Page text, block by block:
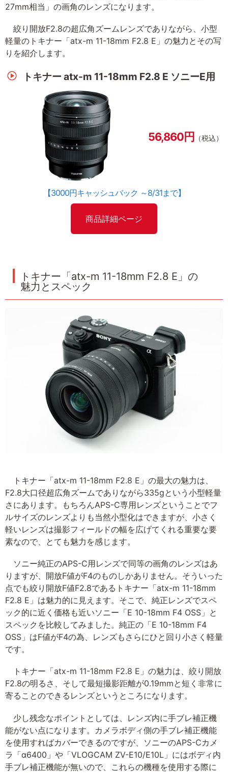
27mm相当」の画角のレンズになります。
絞り開放F2.8の超広角ズームレンズでありながら、小型
軽量のトキナー「atx-m 11-18mm F2.8 E」の魅力とその写
りを紹介します。
トキナー atx-m 11-18mm F2.8 E ソニーE用
56,860円 （税込）
【3000円キャッシュバック ～8/31まで】
商品詳細ページ
トキナー「atx-m 11-18mm F2.8 E」の
魅力とスペック
トキナー「atx-m 11-18mm F2.8 E」の最大の魅力は、
F2.8大口径超広角ズームでありながら335gという小型軽量
さにあります。もちろんAPS-C専用レンズということでフ
ルサイズのレンズよりも当然小型化はできますが、小さく
軽いレンズは撮影フィールドの幅を広げてくれる重要な要
素なので、とても魅力を感じます。
ソニー純正のAPS-C用レンズで同等の画角のレンズはあ
りますが、開放F値がF4のものしかありません。そういった
点でも絞り開放F値F2.8であるトキナー「atx-m 11-18mm
F2.8 E」は魅力的に見えます。そこで、純正レンズでスペ
ック的に近く価格も近いソニー「E 10-18mm F4 OSS」と
スペックを比較してみました。純正の「E 10-18mm F4
OSS」はF値がF4の為、レンズもさらにひと回り小さく軽量
です。
トキナー「atx-m 11-18mm F2.8 E」の魅力は、絞り開放
F2.8の明るさ、そして最短撮影距離が0.19mmと短く非常に
寄ることのできるレンズというところになります。
少し残念なポイントとしては、レンズ内に手ブレ補正機
能がない点になります。カメラボディ側の手ブレ補正機能
を使用すればカバーできるのですが、ソニーのAPS-Cカメ
ラ「α6400」や「VLOGCAM ZV-E10/E10L」にはボディ内
手ブレ補正機能が無いので、これらの機種を使用する際に